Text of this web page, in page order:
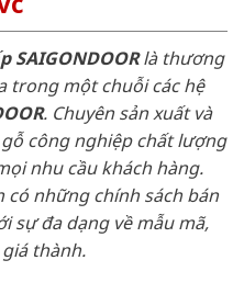
SAIGONDOORlà thương
trong một chuỗi các hệ
. Chuyên sản xuất và
công nghiệp chất lượng
nhu cầu khách hàng.
có những chính sách bán
sự đa dạng về mẫu mã,
thành.